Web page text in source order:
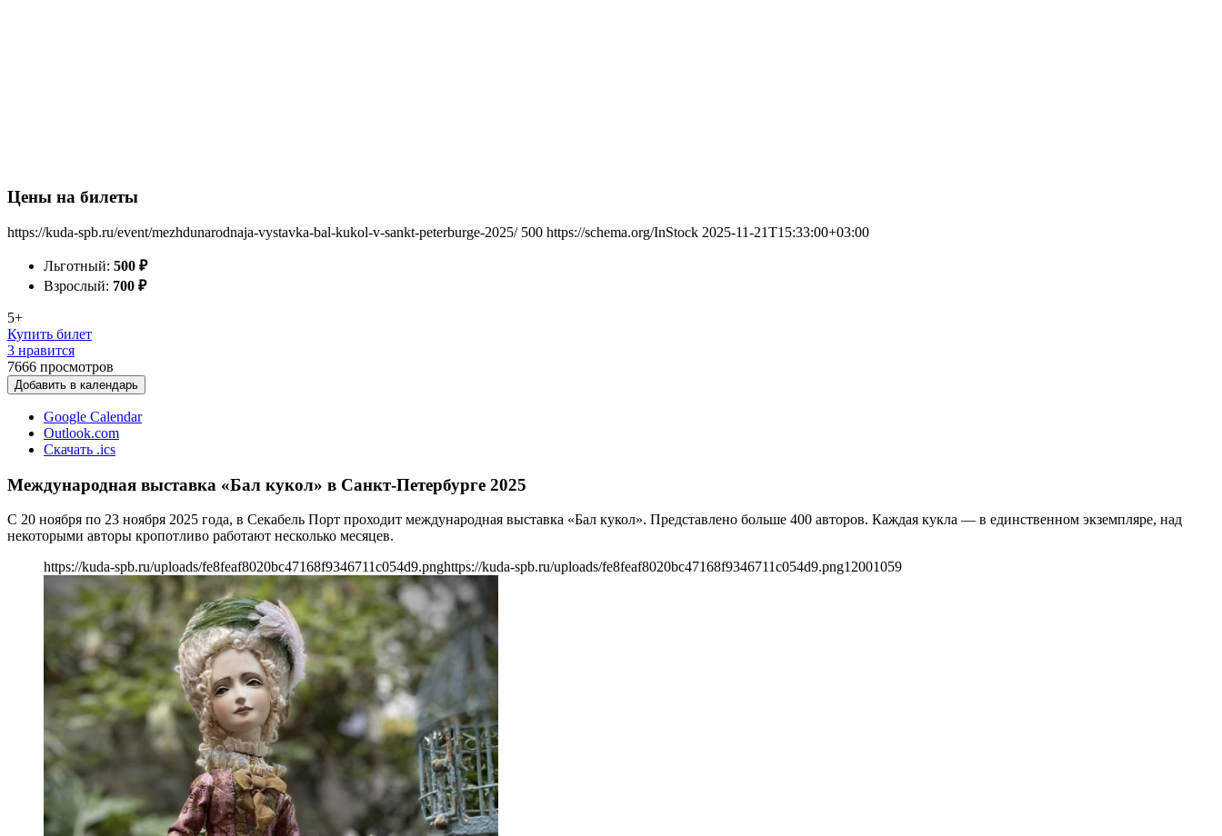
Цены на билеты
https://kuda-spb.ru/event/mezhdunarodnaja-vystavka-bal-kukol-v-sankt-peterburge-2025/ 500 https://schema.org/InStock 2025-11-21T15:33:00+03:00
Льготный: 500 ₽
Взрослый: 700 ₽
5+
Купить билет
3 нравится
7666 просмотров
Добавить в календарь
Google Calendar
Outlook.com
Скачать .ics
Международная выставка «Бал кукол» в Санкт-Петербурге 2025
С 20 ноября по 23 ноября 2025 года, в Секабель Порт проходит международная выставка «Бал кукол». Представлено больше 400 авторов. Каждая кукла — в единственном экземпляре, над
некоторыми авторы кропотливо работают несколько месяцев.
https://kuda-spb.ru/uploads/fe8feaf8020bc47168f9346711c054d9.pnghttps://kuda-spb.ru/uploads/fe8feaf8020bc47168f9346711c054d9.png12001059